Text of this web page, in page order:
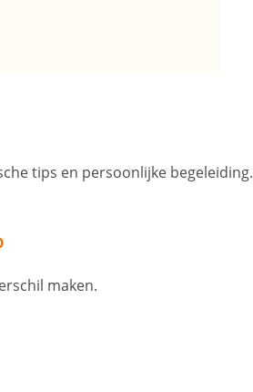
tips en persoonlijke begeleiding.
maken.